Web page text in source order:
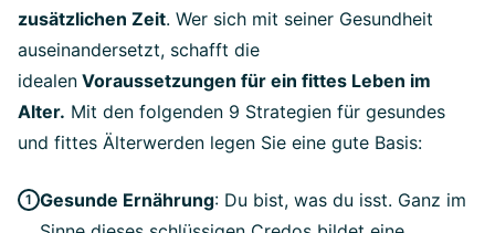
zusätzlichen Zeit. Wer sich mit seiner Gesundheit
auseinandersetzt, schafft die
idealen Voraussetzungen für ein fittes Leben im
Alter. Mit den folgenden 9 Strategien für gesundes
und fittes Älterwerden legen Sie eine gute Basis:
Gesunde Ernährung: Du bist, was du isst. Ganz im